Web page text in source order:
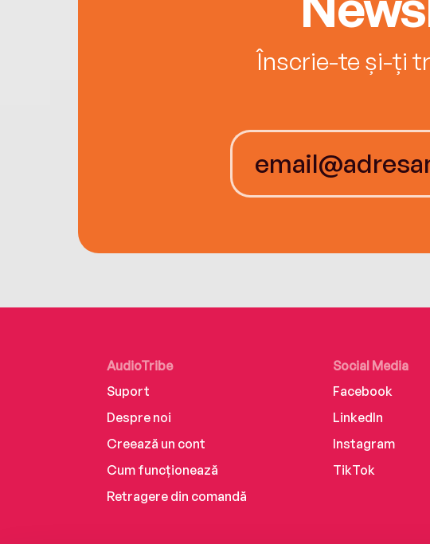
Înscrie-te și-ți
AudioTribe
Suport
Despre noi
Creează un cont
Cum funcționează
Retragere din comandă
Social Media
Facebook
LinkedIn
Instagram
TikTok